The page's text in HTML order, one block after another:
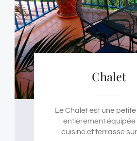
Chalet
Le Chalet est une
entièrement équipée
cuisine et terrasse